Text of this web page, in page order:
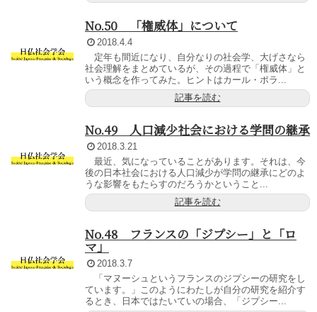
No.50 「権威体」について
2018.4.4
定年も間近になり、自分なりの社会学、大げさなら
社会理解をまとめているが、その過程で「権威体」と
いう概念を作ってみた。ヒントはカール・ポラ...
記事を読む
No.49 人口減少社会における学問の継承
2018.3.21
最近、気になっていることがあります。それは、今
後の日本社会における人口減少が学問の継承にどのよ
うな影響をもたらすのだろうかということ...
記事を読む
No.48 フランスの「ジプシー」と「ロ
マ」
2018.3.7
「マヌーシュというフランスのジプシーの研究をし
ています。」このようにわたしが自分の研究を紹介す
るとき、日本ではたいていの場合、「ジプシー...